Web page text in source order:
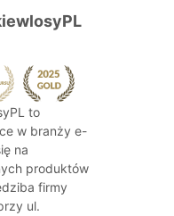
to
w branży e-
na
produktów
firmy
ul.